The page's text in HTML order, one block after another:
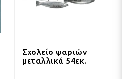
Σχολείο ψαριών
μεταλλικά 54εκ.